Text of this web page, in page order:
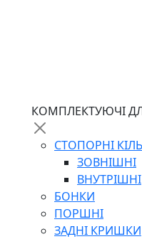
КОМПЛЕКТУЮЧІ
СТОПОРНІ
ЗОВНІШНІ
ВНУТРІШНІ
БОНКИ
ПОРШНІ
ЗАДНІ КРИШКИ